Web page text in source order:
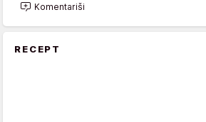
Komentariši
RECEPT